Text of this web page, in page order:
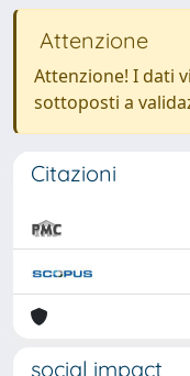
Attenzione
Attenzione! I dati
sottoposti a
Citazioni
social impact